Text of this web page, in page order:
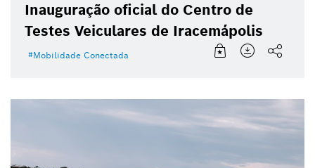
Inauguração oficial do Centro de
Testes Veiculares de Iracemápolis
Mobilidade Conectada